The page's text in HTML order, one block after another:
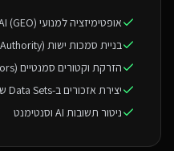
אופטימיזציה למנועי AI (GEO)
בניית סמכות ישות (Entity Authority)
הזרקת וקטורים סמנטיים (Vectors)
יצירת אזכורים ב-Data Sets של LLMs
ניטור תשובות AI וסנטימנט